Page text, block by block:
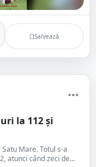
Salvează
la 112 și
Mare. Totul s-a
atunci când zeci de...